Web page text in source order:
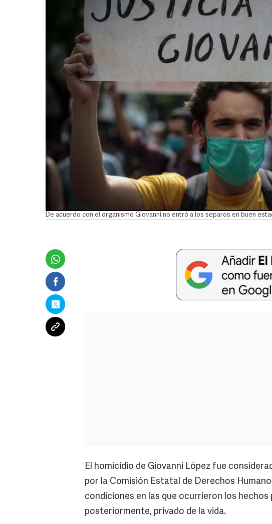
De acuerdo con el organismo Giovanni no entró a los separos en buen
El homicidio de Giovanni López fue
por la Comisión Estatal de Derechos
condiciones en las que ocurrieron los
posteriormente, privado de la vida.